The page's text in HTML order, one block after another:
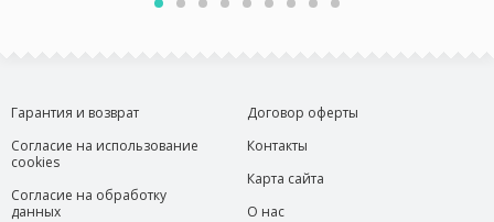
Гарантия и возврат
Согласие на использование
cookies
Согласие на обработку
данных
Договор оферты
Контакты
Карта сайта
О нас